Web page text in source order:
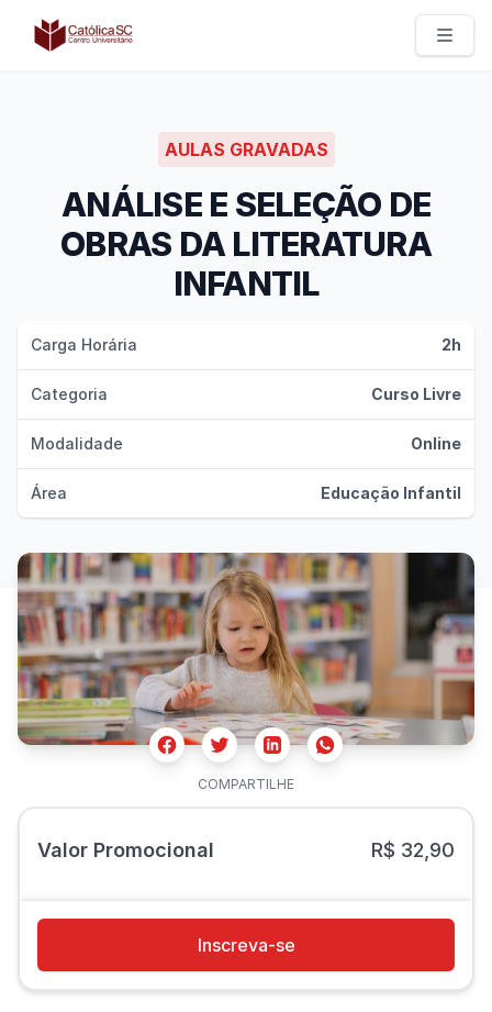
Católica SC | Experts
AULAS GRAVADAS
ANÁLISE E SELEÇÃO DE
OBRAS DA LITERATURA
INFANTIL
Carga Horária 2h
Categoria Curso Livre
Modalidade Online
Área Educação Infantil
FacebookTwitterLinkedinWhatsapp
COMPARTILHE
Valor Promocional R$ 32,90
Inscreva-se